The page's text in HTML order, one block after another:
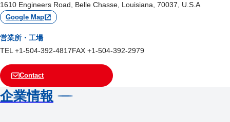
1610 Engineers Road, Belle Chasse, Louisiana, 70037, U.S.A
Google Map
営業所・工場
TEL +1-504-392-4817FAX +1-504-392-2979
Contact
企業情報